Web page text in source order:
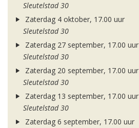
Sleutelstad 30
Zaterdag 4 oktober, 17.00 uur
Sleutelstad 30
Zaterdag 27 september, 17.00 uur
Sleutelstad 30
Zaterdag 20 september, 17.00 uur
Sleutelstad 30
Zaterdag 13 september, 17.00 uur
Sleutelstad 30
Zaterdag 6 september, 17.00 uur